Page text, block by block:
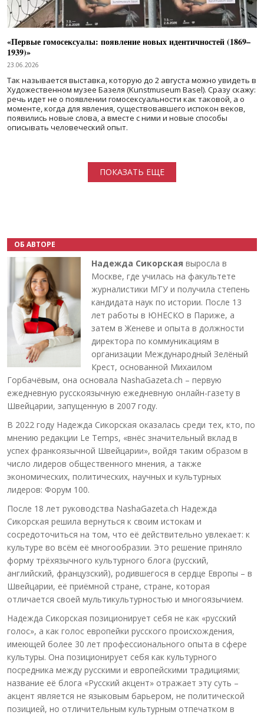
«Первые гомосексуалы: появление новых идентичностей (1869–
1939)»
23.06.2026
Так называется выставка, которую до 2 августа можно увидеть в
Художественном музее Базеля (Kunstmuseum Basel). Сразу скажу:
речь идет не о появлении гомосексуальности как таковой, а о
моменте, когда для явления, существовавшего испокон веков,
появились новые слова, а вместе с ними и новые способы
описывать человеческий опыт.
ПОКАЗАТЬ ЕЩЕ
ОБ АВТОРЕ
Надежда Сикорская выросла в
Москве, где училась на факультете
журналистики МГУ и получила степень
кандидата наук по истории. После 13
лет работы в ЮНЕСКО в Париже, а
затем в Женеве и опыта в должности
директора по коммуникациям в
организации Международный Зелёный
Крест, основанной Михаилом
Горбачёвым, она основала NashaGazeta.ch – первую
ежедневную русскоязычную ежедневную онлайн-газету в
Швейцарии, запущенную в 2007 году.
В 2022 году Надежда Сикорская оказалась среди тех, кто, по
мнению редакции Le Temps, «внёс значительный вклад в
успех франкоязычной Швейцарии», войдя таким образом в
число лидеров общественного мнения, а также
экономических, политических, научных и культурных
лидеров: Форум 100.
После 18 лет руководства NashaGazeta.ch Надежда
Сикорская решила вернуться к своим истокам и
сосредоточиться на том, что её действительно увлекает: к
культуре во всём её многообразии. Это решение приняло
форму трёхязычного культурного блога (русский,
английский, французский), родившегося в сердце Европы – в
Швейцарии, её приёмной стране, стране, которая
отличается своей мультикультурностью и многоязычием.
Надежда Сикорская позиционирует себя не как «русский
голос», а как голос европейки русского происхождения,
имеющей более 30 лет профессионального опыта в сфере
культуры. Она позиционирует себя как культурного
посредника между русскими и европейскими традициями;
название её блога «Русский акцент» отражает эту суть –
акцент является не языковым барьером, не политической
позицией, но отличительным культурным отпечатком в